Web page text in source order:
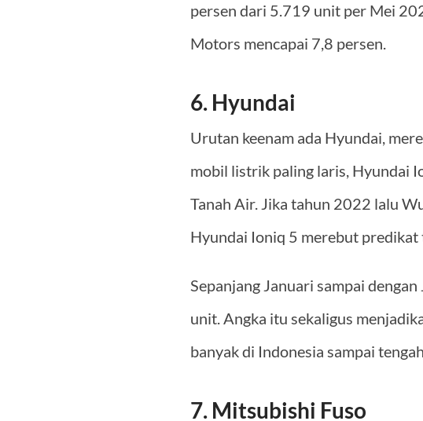
persen dari 5.719 unit per Mei
Motors mencapai 7,8 persen.
6. Hyundai
Urutan keenam ada Hyundai,
mobil listrik paling laris, Hyundai
Tanah Air. Jika tahun 2022 lalu
Hyundai Ioniq 5 merebut predikat
Sepanjang Januari sampai
unit. Angka itu sekaligus
banyak di Indonesia sampai
7. Mitsubishi Fuso